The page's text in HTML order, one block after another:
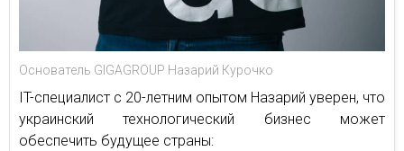
Основатель GIGAGROUP Назарий Курочко
IT-специалист с 20-летним опытом Назарий уверен, что
украинский технологический бизнес может
обеспечить будущее страны: